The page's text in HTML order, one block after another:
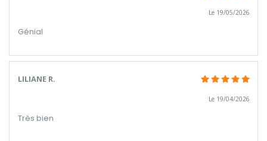
Le 19/05/2026
Génial
LILIANE R.
Le 19/04/2026
Très bien